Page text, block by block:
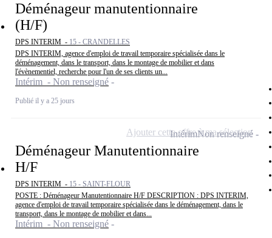
Déménageur manutentionnaire
(H/F)
DPS INTERIM - 15 - CRANDELLES
DPS INTERIM, agence d'emploi de travail temporaire spécialisée dans le
déménagement, dans le transport, dans le montage de mobilier et dans
l'évènementiel, recherche pour l'un de ses clients un...
Intérim - Non renseigné
Publié il y a 25 jours
Déménageur Manutentionnaire
H/F
DPS INTERIM - 15 - SAINT-FLOUR
POSTE : Déménageur Manutentionnaire H/F DESCRIPTION : DPS INTERIM,
agence d'emploi de travail temporaire spécialisée dans le déménagement, dans le
transport, dans le montage de mobilier et dans...
Intérim - Non renseigné
IntérimNon renseigné
Ajouter cette offre à ma sélection